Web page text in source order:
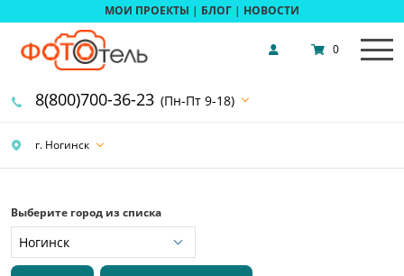
МОИ ПРОЕКТЫ | БЛОГ | НОВОСТИ
г. Ногинск
8(800)700-36-23 (Пн-Пт 9-18)
0
Выберите город из списка